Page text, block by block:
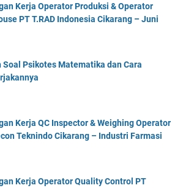
Kerja Operator Produksi & Operator
PT T.RAD Indonesia Cikarang – Juni
Soal Psikotes Matematika dan Cara
Kerja QC Inspector & Weighing Operator
Teknindo Cikarang – Industri Farmasi
Kerja Operator Quality Control PT